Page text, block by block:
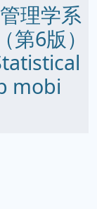
理学系
6版）
mobi